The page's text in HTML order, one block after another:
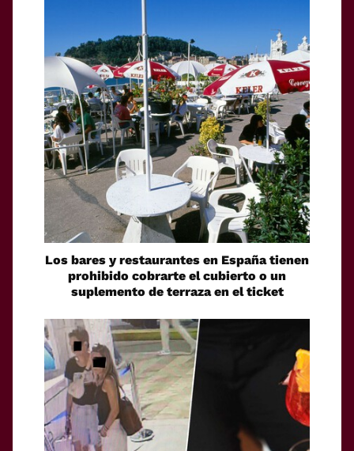
Los bares y restaurantes en España tienen
prohibido cobrarte el cubierto o un
suplemento de terraza en el ticket